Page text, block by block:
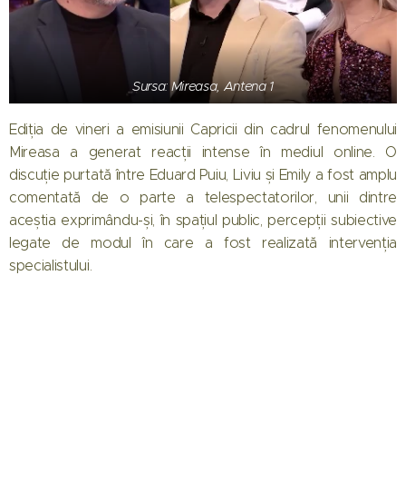
Sursa: Mireasa, Antena 1
Ediția de vineri a emisiunii Capricii din cadrul fenomenului
Mireasa a generat reacții intense în mediul online. O
discuție purtată între Eduard Puiu, Liviu și Emily a fost amplu
comentată de o parte a telespectatorilor, unii dintre
aceștia exprimându-și, în spațiul public, percepții subiective
legate de modul în care a fost realizată intervenția
specialistului.